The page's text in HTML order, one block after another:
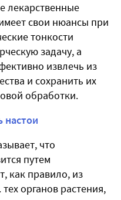
лекарственные
свои нюансы при
тонкости
задачу, а
извлечь из
и сохранить их
обработки.
настои
что
путем
как правило, из
органов растения,